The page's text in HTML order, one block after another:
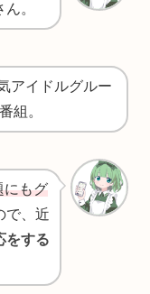
。
アイドルグルー
組。
にもグ
で、近
をする